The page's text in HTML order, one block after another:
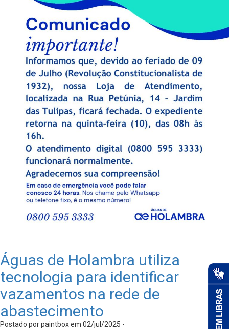
Águas de Holambra utiliza
tecnologia para identificar
vazamentos na rede de
abastecimento
Postado por paintbox em 02/jul/2025 -